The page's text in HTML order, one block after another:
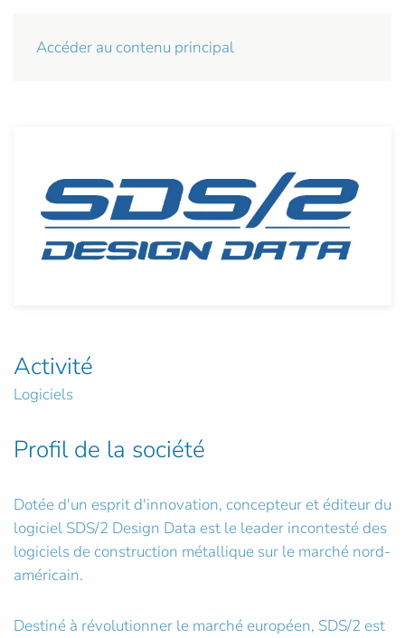
Accéder au contenu principal
Activité
Logiciels
Profil de la société
Dotée d'un esprit d'innovation, concepteur et éditeur du
logiciel SDS/2 Design Data est le leader incontesté des
logiciels de construction métallique sur le marché nord-
américain.
Destiné à révolutionner le marché européen, SDS/2 est